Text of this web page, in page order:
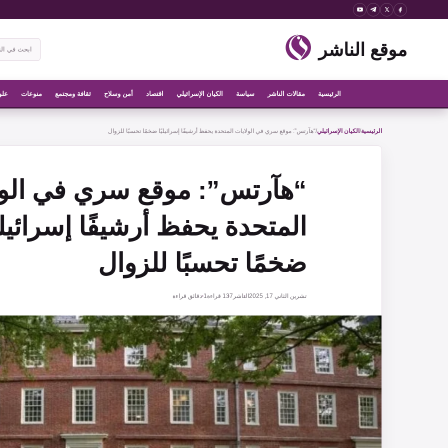
موقع الناشر
ابحث
في
الناشر
الرئيسية مقالات الناشر سياسة الكيان الإسرائيلي اقتصاد أمن وسلاح ثقافة ومجتمع منوعات
الرئيسية/ الكيان الإسرائيلي/“هآرتس”: موقع سري في الولايات المتحدة يحفظ أرشيفًا إسرائيليًا ضخمًا تحسبًا للزوال
“هآرتس”: موقع سري في
المتحدة يحفظ أرشيفًا
ضخمًا تحسبًا للزوال
تشرين الثاني 17, 2025 الناشر 137 قراءة1 دقائق قراءة